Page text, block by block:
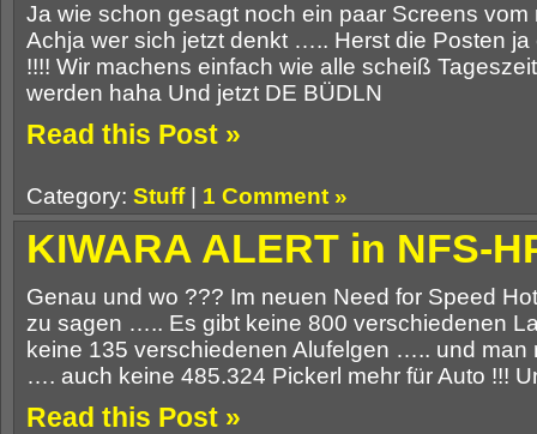
Ja wie schon gesagt noch ein paar Screens
Achja wer sich jetzt denkt ….. Herst die Posten
!!!! Wir machens einfach wie alle scheiß
werden haha Und jetzt DE BÜDLN
Read this Post »
Category: Stuff| 1 Comment »
KIWARA ALERT in NFS-
Genau und wo ??? Im neuen Need for Speed
zu sagen ….. Es gibt keine 800 verschiedenen
keine 135 verschiedenen Alufelgen ….. und
…. auch keine 485.324 Pickerl mehr für Auto !!!
Read this Post »